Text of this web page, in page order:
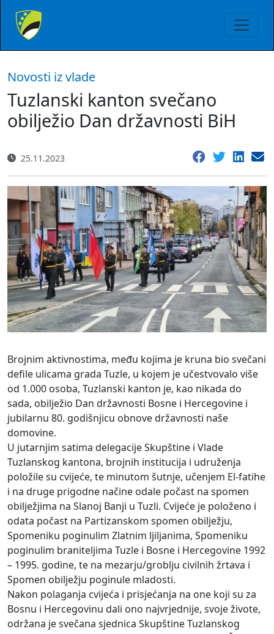
Novosti iz vlade
Tuzlanski kanton svečano
obilježio Dan državnosti BiH
25.11.2023
Brojnim aktivnostima, među kojima je kruna bio svečani
defile ulicama grada Tuzle, u kojem je učestvovalo više
od 1.000 osoba, Tuzlanski kanton je, kao nikada do
sada, obilježio Dan državnosti Bosne i Hercegovine i
jubilarnu 80. godišnjicu obnove državnosti naše
domovine.
U jutarnjim satima delegacije Skupštine i Vlade
Tuzlanskog kantona, brojnih institucija i udruženja
položile su cvijeće, te minutom šutnje, učenjem El-fatihe
i na druge prigodne načine odale počast na spomen
obilježjima na Slanoj Banji u Tuzli. Cvijeće je položeno i
odata počast na Partizanskom spomen obilježju,
Spomeniku poginulim Zlatnim ljiljanima, Spomeniku
poginulim braniteljima Tuzle i Bosne i Hercegovine 1992
– 1995. godine, te na mezarju/groblju civilnih žrtava i
Spomen obilježju poginule mladosti.
Nakon polaganja cvijeća i prisjećanja na one koji su za
Bosnu i Hercegovinu dali ono najvrjednije, svoje živote,
održana je svečana sjednica Skupštine Tuzlanskog